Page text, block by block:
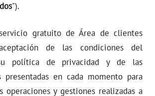
").
gratuito de Área de clientes
de las condiciones del
política de privacidad y de las
presentadas en cada momento para
operaciones y gestiones realizadas a